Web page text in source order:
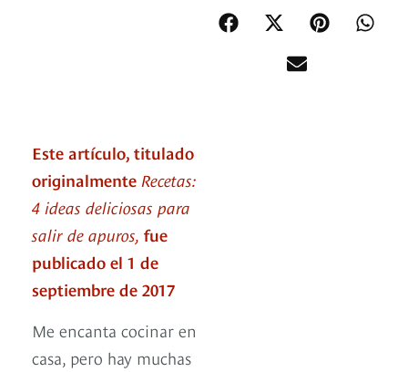
Este artículo, titulado
originalmente Recetas:
4 ideas deliciosas para
salir de apuros, fue
publicado el 1 de
septiembre de 2017
Me encanta cocinar en
casa, pero hay muchas